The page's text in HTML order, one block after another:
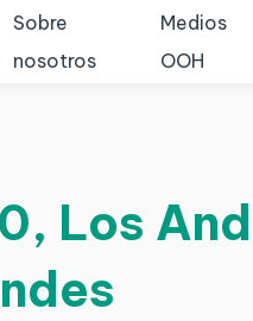
Sobre
nosotros
Medios
OOH
Los